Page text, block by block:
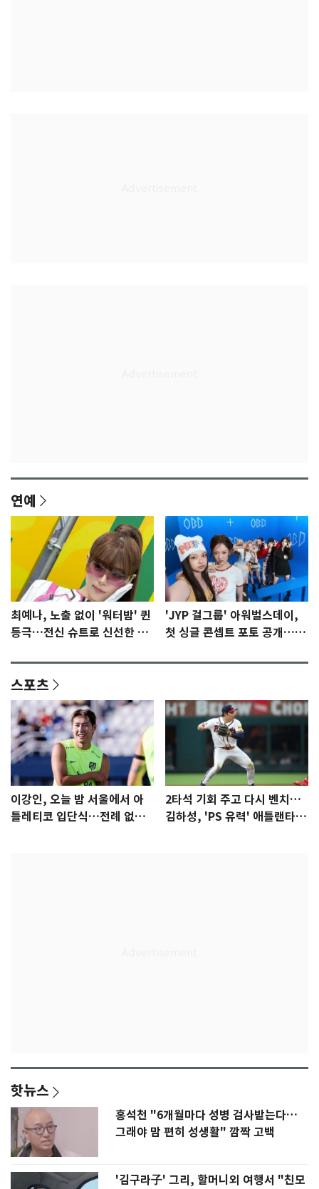
연예
최예나, 노출 없이 '워터밤' 퀸
등극…전신 슈트로 신선한 충
'JYP 걸그룹' 아워벌스데이,
첫 싱글 콘셉트 포토 공개…청
스포츠
이강인, 오늘 밤 서울에서 아
틀레티코 입단식…전례 없는
2타석 기회 주고 다시 벤치…
김하성, 'PS 유력' 애틀랜타에
핫뉴스
홍석천 "6개월마다 성병 검사받는다…
그래야 맘 편히 성생활" 깜짝 고백
'김구라子' 그리, 할머니외 여행서 "친모